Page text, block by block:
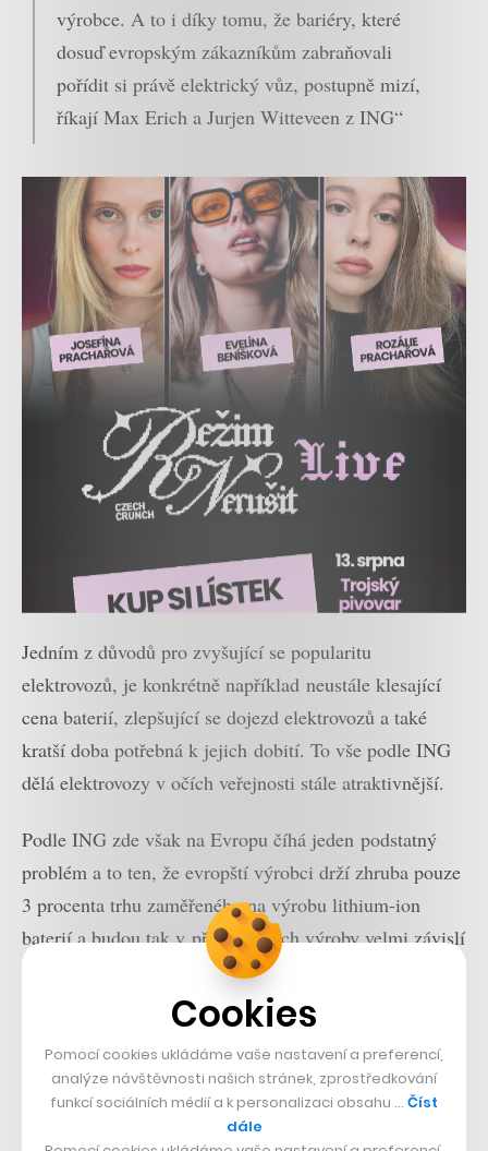
výrobce. A to i díky tomu, že bariéry, které
dosuď evropským zákazníkům zabraňovali
pořídit si právě elektrický vůz, postupně mizí,
říkají Max Erich a Jurjen Witteveen z ING“
Jedním z důvodů pro zvyšující se popularitu
elektrovozů, je konkrétně například neustále klesající
cena baterií, zlepšující se dojezd elektrovozů a také
kratší doba potřebná k jejich dobití. To vše podle ING
dělá elektrovozy v očích veřejnosti stále atraktivnější.
Podle ING zde však na Evropu číhá jeden podstatný
problém a to ten, že evropští výrobci drží zhruba pouze
3 procenta trhu zaměřeného na výrobu lithium-ion
baterií a budou tak v případě jejich výroby velmi závislí
na zemích jako Čína nebo Japonsko.
Cookies
Pomocí cookies ukládáme vaše nastavení a preferencí,
analýze návštěvnosti našich stránek, zprostředkování
funkcí sociálních médií a k personalizaci obsahu … Číst
dále